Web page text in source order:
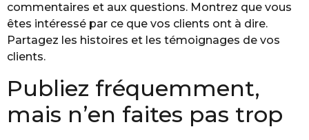
commentaires et aux questions. Montrez que vous
êtes intéressé par ce que vos clients ont à dire.
Partagez les histoires et les témoignages de vos
clients.
Publiez fréquemment,
mais n’en faites pas trop